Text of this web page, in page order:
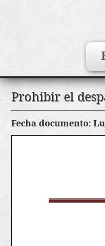
Saltar
contenido
Prohibir el
Fecha documento: